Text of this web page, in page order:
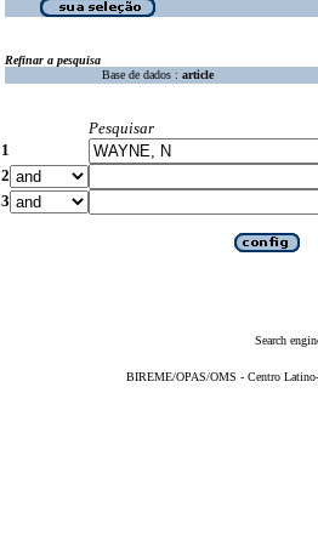
Refinar a pesquisa
Base de dados : article
Pesquisar
1
2
3
Search
BIREME/OPAS/OMS - Centro Latino-